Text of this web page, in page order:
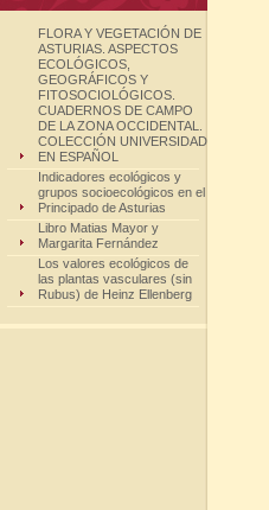
FLORA Y VEGETACIÓN DE
ASTURIAS. ASPECTOS
ECOLÓGICOS,
GEOGRÁFICOS Y
FITOSOCIOLÓGICOS.
CUADERNOS DE CAMPO
DE LA ZONA OCCIDENTAL.
COLECCIÓN UNIVERSIDAD
EN ESPAÑOL
Indicadores ecológicos y
grupos socioecológicos en el
Principado de Asturias
Libro Matias Mayor y
Margarita Fernández
Los valores ecológicos de
las plantas vasculares (sin
Rubus) de Heinz Ellenberg